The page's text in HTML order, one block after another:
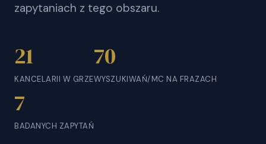
zapytaniach z tego obszaru.
21
KANCELARII W GRZE
70
WYSZUKIWAŃ/MC NA FRAZACH
7
BADANYCH ZAPYTAŃ